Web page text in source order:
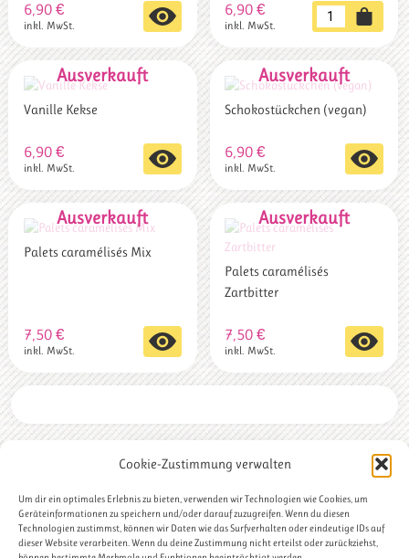
Cookie-Zustimmung verwalten
Um dir ein optimales Erlebnis zu bieten, verwenden wir Technologien wie Cookies, um
Geräteinformationen zu speichern und/oder darauf zuzugreifen. Wenn du diesen
Technologien zustimmst, können wir Daten wie das Surfverhalten oder eindeutige IDs auf
dieser Website verarbeiten. Wenn du deine Zustimmung nicht erteilst oder zurückziehst,
6,90 €
inkl. MwSt.
6,90€
inkl. MwSt.
Nuss
³
Menge
Vanille Kekse
6,90 €
inkl. MwSt.
Schokostückchen (vegan)
6,90€
inkl. MwSt.
Palets caramélisés Mix
7,50 €
inkl. MwSt.
Palets caramélisés
Zartbitter
7,50€
inkl. MwSt.
← 1 2 3 4 5 →
Datenschutz|AGBs|Impressum
SCHLAGWÖRTER